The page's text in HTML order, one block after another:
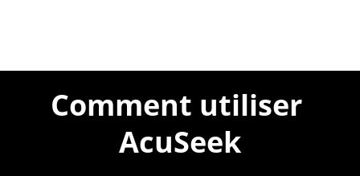
Comment utiliser
AcuSeek